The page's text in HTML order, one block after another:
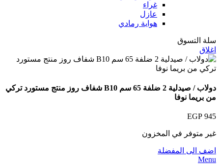
غراء
عازل
هواية رمادي
سلة التسوق
اغلاق
دولاب / صيدلية 2 ضلفة 65 سم B10 شفاف روز منتج مستورد تركي
من بريما نوفا
945
EGP
غير متوفر في المخزون
اضف الى المفضلة
Menu